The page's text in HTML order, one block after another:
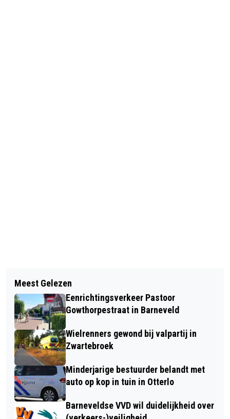
KNMI GEEFT CODE ORANJE WEGENS
EXTREME HITTE
OEFENING BRANDWEER VOORTHUIZEN
'BRAND OP CAMPING'
Meest Gelezen
Eenrichtingsverkeer Pastoor
Gowthorpestraat in Barneveld
Wielrenners gewond bij valpartij in
Zwartebroek
Minderjarige bestuurder belandt met
auto op kop in tuin in Otterlo
Barneveldse VVD wil duidelijkheid over